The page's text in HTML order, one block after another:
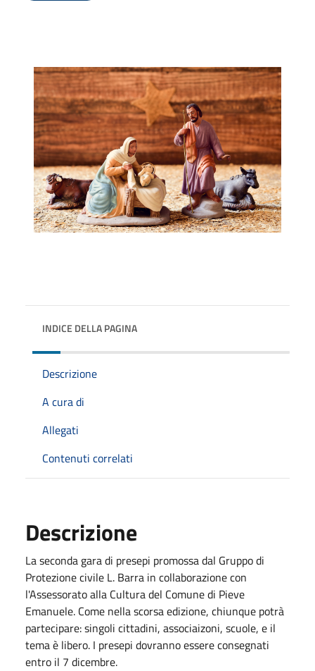
INDICE DELLA PAGINA
Descrizione
A cura di
Allegati
Contenuti correlati
Descrizione
La seconda gara di presepi promossa dal Gruppo di
Protezione civile L. Barra in collaborazione con
l'Assessorato alla Cultura del Comune di Pieve
Emanuele. Come nella scorsa edizione, chiunque potrà
partecipare: singoli cittadini, associaizoni, scuole, e il
tema è libero. I presepi dovranno essere consegnati
entro il 7 dicembre.